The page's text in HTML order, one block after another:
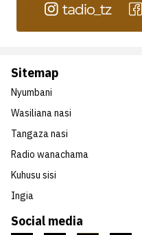
Social media
Sitemap
Nyumbani
Wasiliana nasi
Tangaza nasi
Radio wanachama
Kuhusu sisi
Ingia